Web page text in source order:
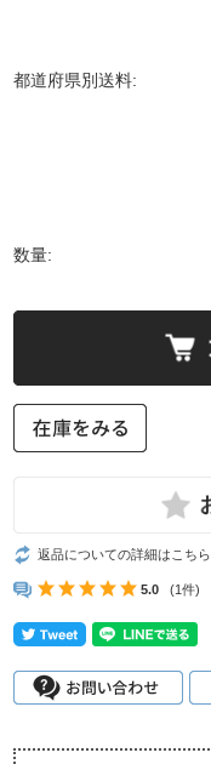
都道府県別送料:
数量:
返品についての詳細はこちら
5.0 (1件)